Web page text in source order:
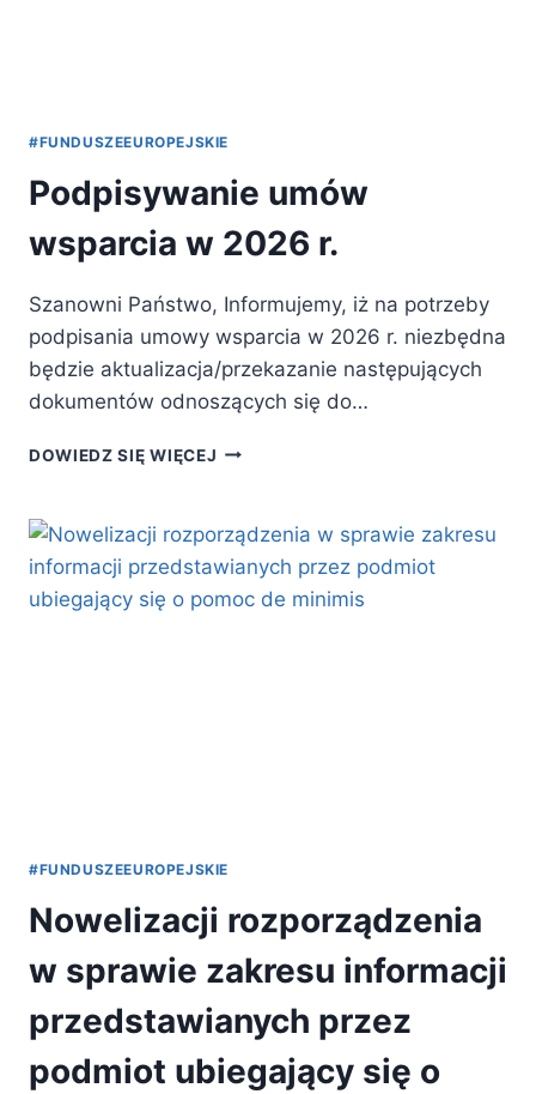
#FUNDUSZEEUROPEJSKIE
Podpisywanie umów
wsparcia w 2026 r.
Szanowni Państwo, Informujemy, iż na potrzeby
podpisania umowy wsparcia w 2026 r. niezbędna
będzie aktualizacja/przekazanie następujących
dokumentów odnoszących się do…
DOWIEDZ SIĘ WIĘCEJ PODPISYWANIE
2026
R.
#FUNDUSZEEUROPEJSKIE
Nowelizacji rozporządzenia
w sprawie zakresu informacji
przedstawianych przez
podmiot ubiegający się o